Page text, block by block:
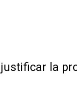
la